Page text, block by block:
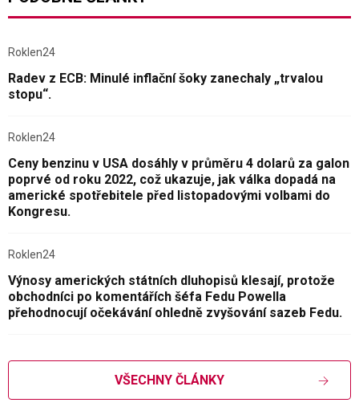
Roklen24
Radev z ECB: Minulé inflační šoky zanechaly „trvalou
stopu“.
Roklen24
Ceny benzinu v USA dosáhly v průměru 4 dolarů za galon
poprvé od roku 2022, což ukazuje, jak válka dopadá na
americké spotřebitele před listopadovými volbami do
Kongresu.
Roklen24
Výnosy amerických státních dluhopisů klesají, protože
obchodníci po komentářích šéfa Fedu Powella
přehodnocují očekávání ohledně zvyšování sazeb Fedu.
VŠECHNY ČLÁNKY